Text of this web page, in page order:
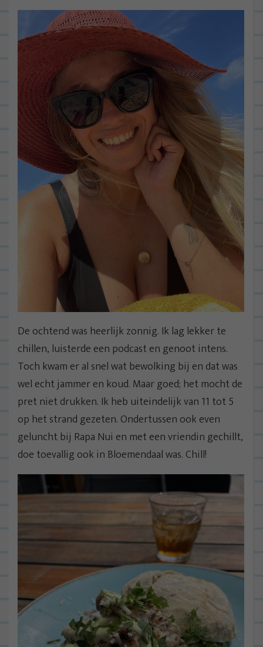
De ochtend was heerlijk zonnig. Ik lag lekker te
chillen, luisterde een podcast en genoot intens.
Toch kwam er al snel wat bewolking bij en dat was
wel echt jammer en koud. Maar goed; het mocht de
pret niet drukken. Ik heb uiteindelijk van 11 tot 5
op het strand gezeten. Ondertussen ook even
geluncht bij Rapa Nui en met een vriendin gechillt,
doe toevallig ook in Bloemendaal was. Chill!